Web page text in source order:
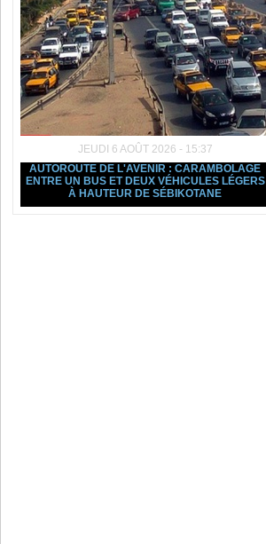
JEUDI 6 AOÛT 2026 - 15:37
AUTOROUTE DE L'AVENIR : CARAMBOLAGE
ENTRE UN BUS ET DEUX VÉHICULES LÉGERS
À HAUTEUR DE SÉBIKOTANE